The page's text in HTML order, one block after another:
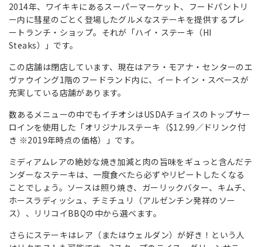
2014年、ワイキキにあるスーパーマーケット、フードパントリ
ー内に彗星のごとく登場したグルメなステーキを提供するプレ
ートランチ・ショップ。それが「ハイ・ステーキ（HI
Steaks）」です。
この店舗は閉店しています、 現在はアラ・モアナ・センターのエ
ヴァウイング1階のフードランド内に、イートイン・スペースが
充実している店舗があります。
数あるメニューの中でもイチオシはUSDAチョイスのトップサー
ロインを使用した「オリジナルステーキ（$12.99／ドリンク付
き ※2019年時点の価格）」です。
ミディアムレアの絶妙な焼き加減と肉の旨味をギュっと含んだテ
ンダーなステーキは、一度食べたら必ずやリピートしたくなる
ことでしょう。ソースは照り焼き、ガーリックバター、キムチ、
ホースラディッシュ、チミチュリ（アルゼンチン発祥のソー
ス）、リリコイBBQの中から選べます。
さらにステーキはレア（またはウェルダン）が好き！という人